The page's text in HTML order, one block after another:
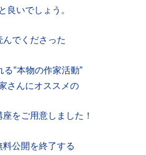
良いでしょう。
んでくださった
る“本物の作家活動”
さんにオススメの
をご用意しました！
公開を終了する